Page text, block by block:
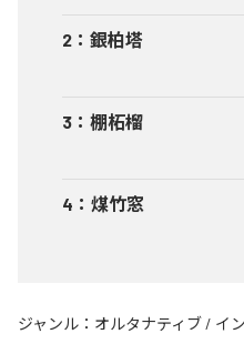
2 ： 銀柏塔
3 ： 棚柘榴
4 ： 煤竹窓
ジャンル： オルタナティブ / イ